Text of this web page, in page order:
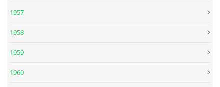
KNIHA NÁVŠTĚV
1957
1958
1959
1960